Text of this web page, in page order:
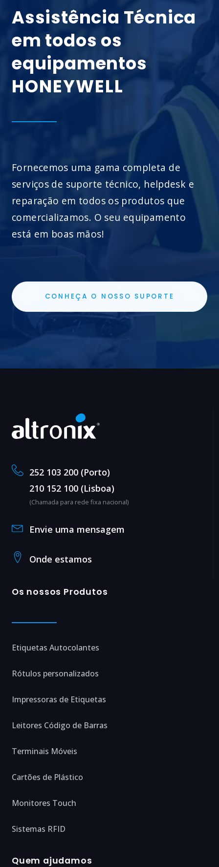
Assistência Técnica
em todos os
equipamentos
HONEYWELL
Fornecemos uma gama completa de
serviços de suporte técnico, helpdesk e
reparação em todos os produtos que
comercializamos. O seu equipamento
está em boas mãos!
CONHEÇA O NOSSO SUPORTE
252 103 200 (Porto)
210 152 100 (Lisboa)
(Chamada para rede fixa nacional)
Envie uma mensagem
Onde estamos
Os nossos Produtos
Etiquetas Autocolantes
Rótulos personalizados
Impressoras de Etiquetas
Leitores Código de Barras
Terminais Móveis
Cartões de Plástico
Monitores Touch
Sistemas RFID
Quem ajudamos